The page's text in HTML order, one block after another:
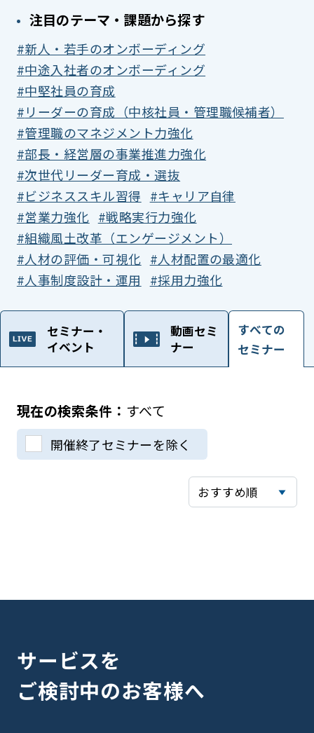
注目のテーマ・課題から探す
新人・若手のオンボーディング
中途入社者のオンボーディング
中堅社員の育成
リーダーの育成（中核社員・管理職候補者）
管理職のマネジメント力強化
部長・経営層の事業推進力強化
次世代リーダー育成・選抜
ビジネススキル習得
キャリア自律
営業力強化
戦略実行力強化
組織風土改革（エンゲージメント）
人材の評価・可視化
人材配置の最適化
人事制度設計・運用
採用力強化
セミナー・
イベント
動画セミ
ナー
すべての
セミナー
すべて
開催終了セミナーを除く
サービスを
ご検討中のお客様へ